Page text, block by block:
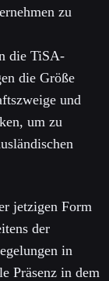
zu
die TiSA-
die Größe
und
um zu
jetzigen Form
der
in
Präsenz in dem